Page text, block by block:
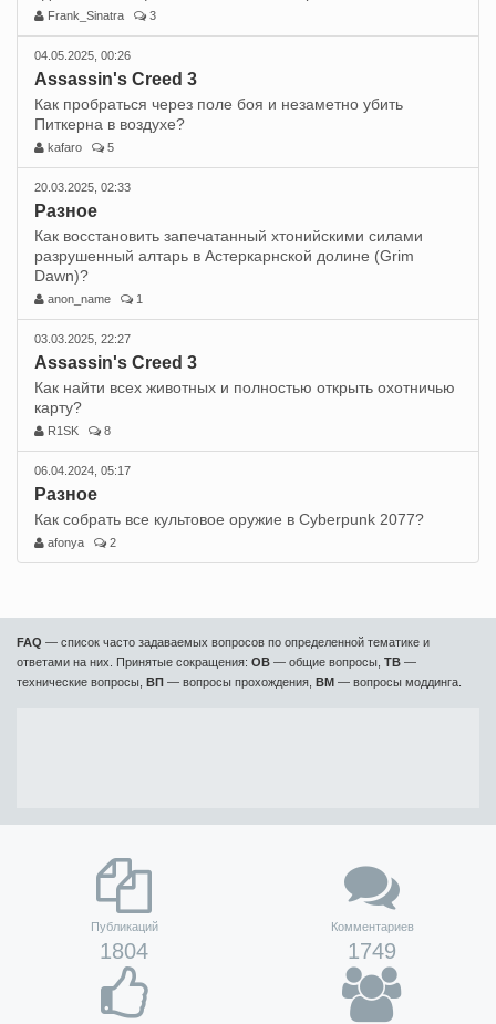
Frank_Sinatra 3
04.05.2025, 00:26
Assassin's Creed 3
Как пробраться через поле боя и незаметно убить
Питкерна в воздухе?
kafaro 5
20.03.2025, 02:33
Разное
Как восстановить запечатанный хтонийскими силами
разрушенный алтарь в Астеркарнской долине (Grim
Dawn)?
anon_name 1
03.03.2025, 22:27
Assassin's Creed 3
Как найти всех животных и полностью открыть охотничью
карту?
R1SK 8
06.04.2024, 05:17
Разное
Как собрать все культовое оружие в Cyberpunk 2077?
afonya 2
FAQ — список часто задаваемых вопросов по определенной тематике и
ответами на них. Принятые сокращения: ОВ — общие вопросы, ТВ —
технические вопросы, ВП — вопросы прохождения, ВМ — вопросы моддинга.
Публикаций
1804
Комментариев
1749